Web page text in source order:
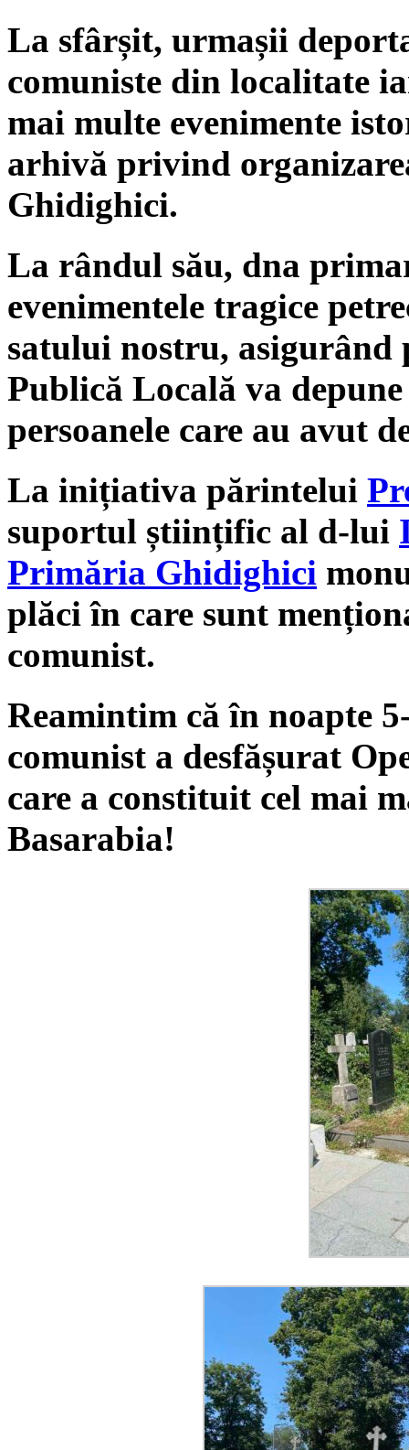
La sfârșit, urmașii
comuniste din localitate
mai multe evenimente
arhivă privind
Ghidighici.
La rândul său, dna
evenimentele tragice
satului nostru, asigurând
Publică Locală va
persoanele care au avut
La inițiativa părintelui
suportul științific al d-lui
Primăria Ghidighici
plăci în care sunt
comunist.
Reamintim că în noapte
comunist a desfășurat
care a constituit cel mai
Basarabia!